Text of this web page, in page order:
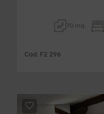
70 mq
Cod. F2 296